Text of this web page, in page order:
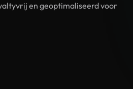
en geoptimaliseerd voor